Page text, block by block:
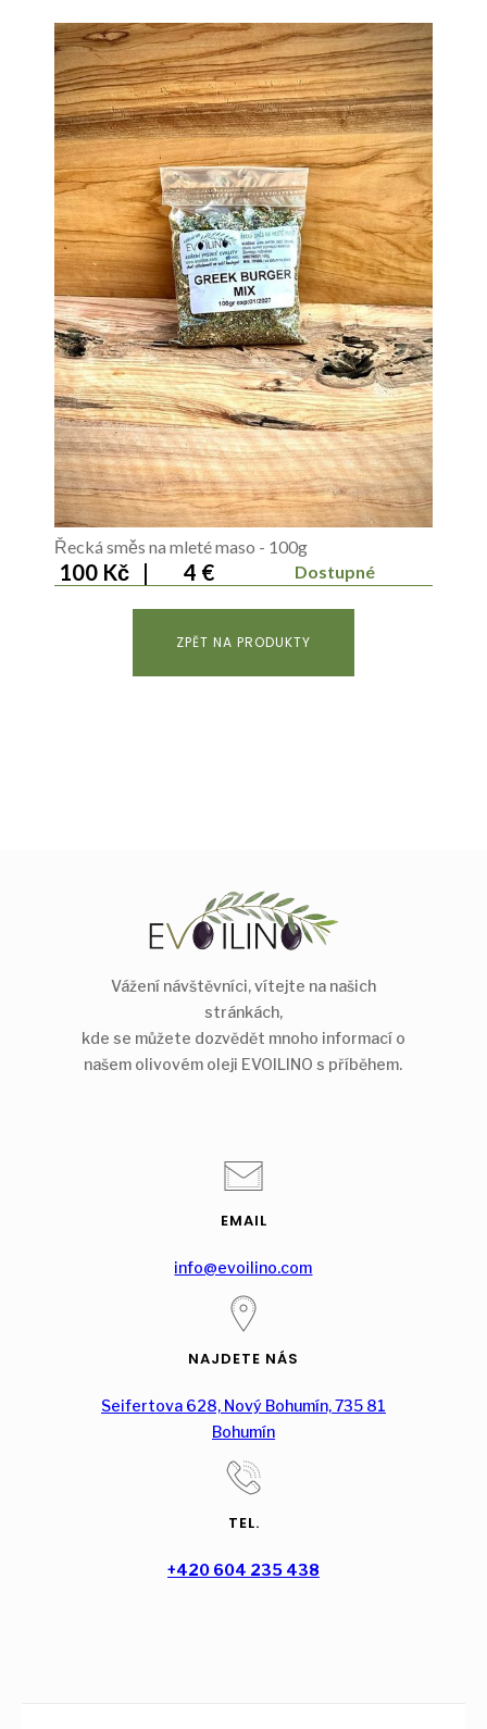
Řecká směs na mleté maso - 100g
100 Kč | 4 € Dostupné
ZPĚT NA PRODUKTY
Vážení návštěvníci, vítejte na našich
stránkách,
kde se můžete dozvědět mnoho informací o
našem olivovém oleji EVOILINO s příběhem.
EMAIL
info@evoilino.com
NAJDETE NÁS
Seifertova 628, Nový Bohumín, 735 81
Bohumín
TEL.
+420 604 235 438